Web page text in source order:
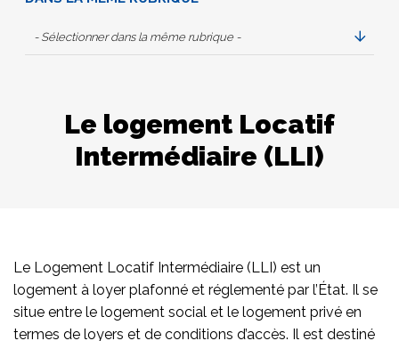
- Sélectionner dans la même rubrique -
Le logement Locatif
Intermédiaire (LLI)
Le Logement Locatif Intermédiaire (LLI) est un
logement à loyer plafonné et réglementé par l’État. Il se
situe entre le logement social et le logement privé en
termes de loyers et de conditions d’accès. Il est destiné